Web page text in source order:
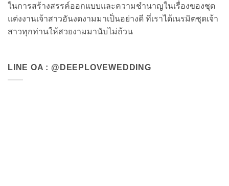
ในการสร้างสรรค์ออกแบบและความชำนาญในเรื่องของชุด
แต่งงานเจ้าสาวอันงดงามมาเป็นอย่างดี ที่เราได้เนรมิตชุดเจ้า
สาวทุกท่านให้สวยงามมานับไม่ถ้วน
LINE OA : @DEEPLOVEWEDDING